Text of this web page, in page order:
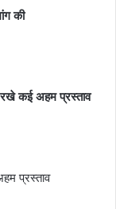
की
कई अहम प्रस्ताव